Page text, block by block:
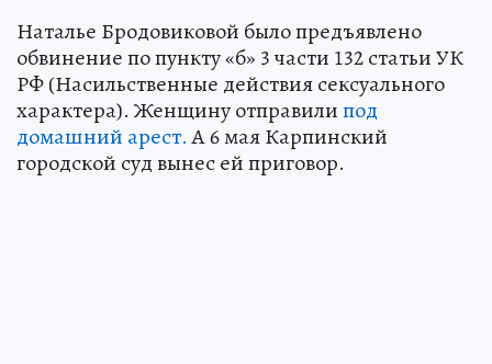
Наталье Бродовиковой было предъявлено
обвинение по пункту «б» 3 части 132 статьи УК
РФ (Насильственные действия сексуального
характера). Женщину отправилипод
домашний арест.А 6 мая Карпинский
городской суд вынес ей приговор.